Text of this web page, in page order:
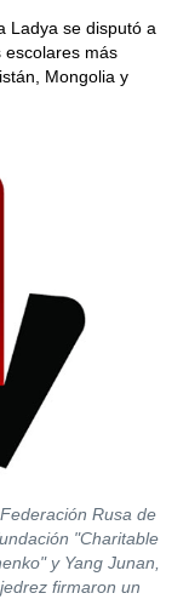
Ladya se disputó a
escolares más
Mongolia y
Rusa de
"Charitable
y Yang Junan,
firmaron un